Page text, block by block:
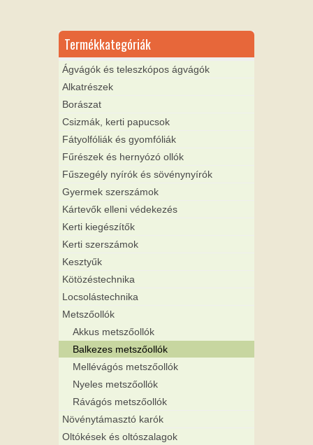
Termékkategóriák
Ágvágók és teleszkópos ágvágók
Alkatrészek
Borászat
Csizmák, kerti papucsok
Fátyolfóliák és gyomfóliák
Fűrészek és hernyózó ollók
Fűszegély nyírók és sövénynyírók
Gyermek szerszámok
Kártevők elleni védekezés
Kerti kiegészítők
Kerti szerszámok
Kesztyűk
Kötözéstechnika
Locsolástechnika
Metszőollók
Akkus metszőollók
Balkezes metszőollók
Mellévágós metszőollók
Nyeles metszőollók
Rávágós metszőollók
Növénytámasztó karók
Oltókések és oltószalagok